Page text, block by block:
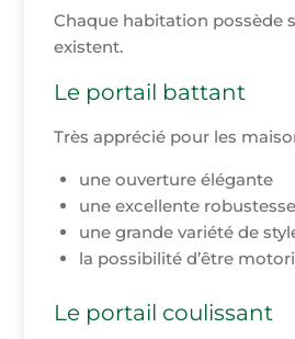
Chaque habitation possède
existent.
Le portail battant
Très apprécié pour les
une ouverture élégante
une excellente robustesse
une grande variété de
la possibilité d’être
Le portail coulissant